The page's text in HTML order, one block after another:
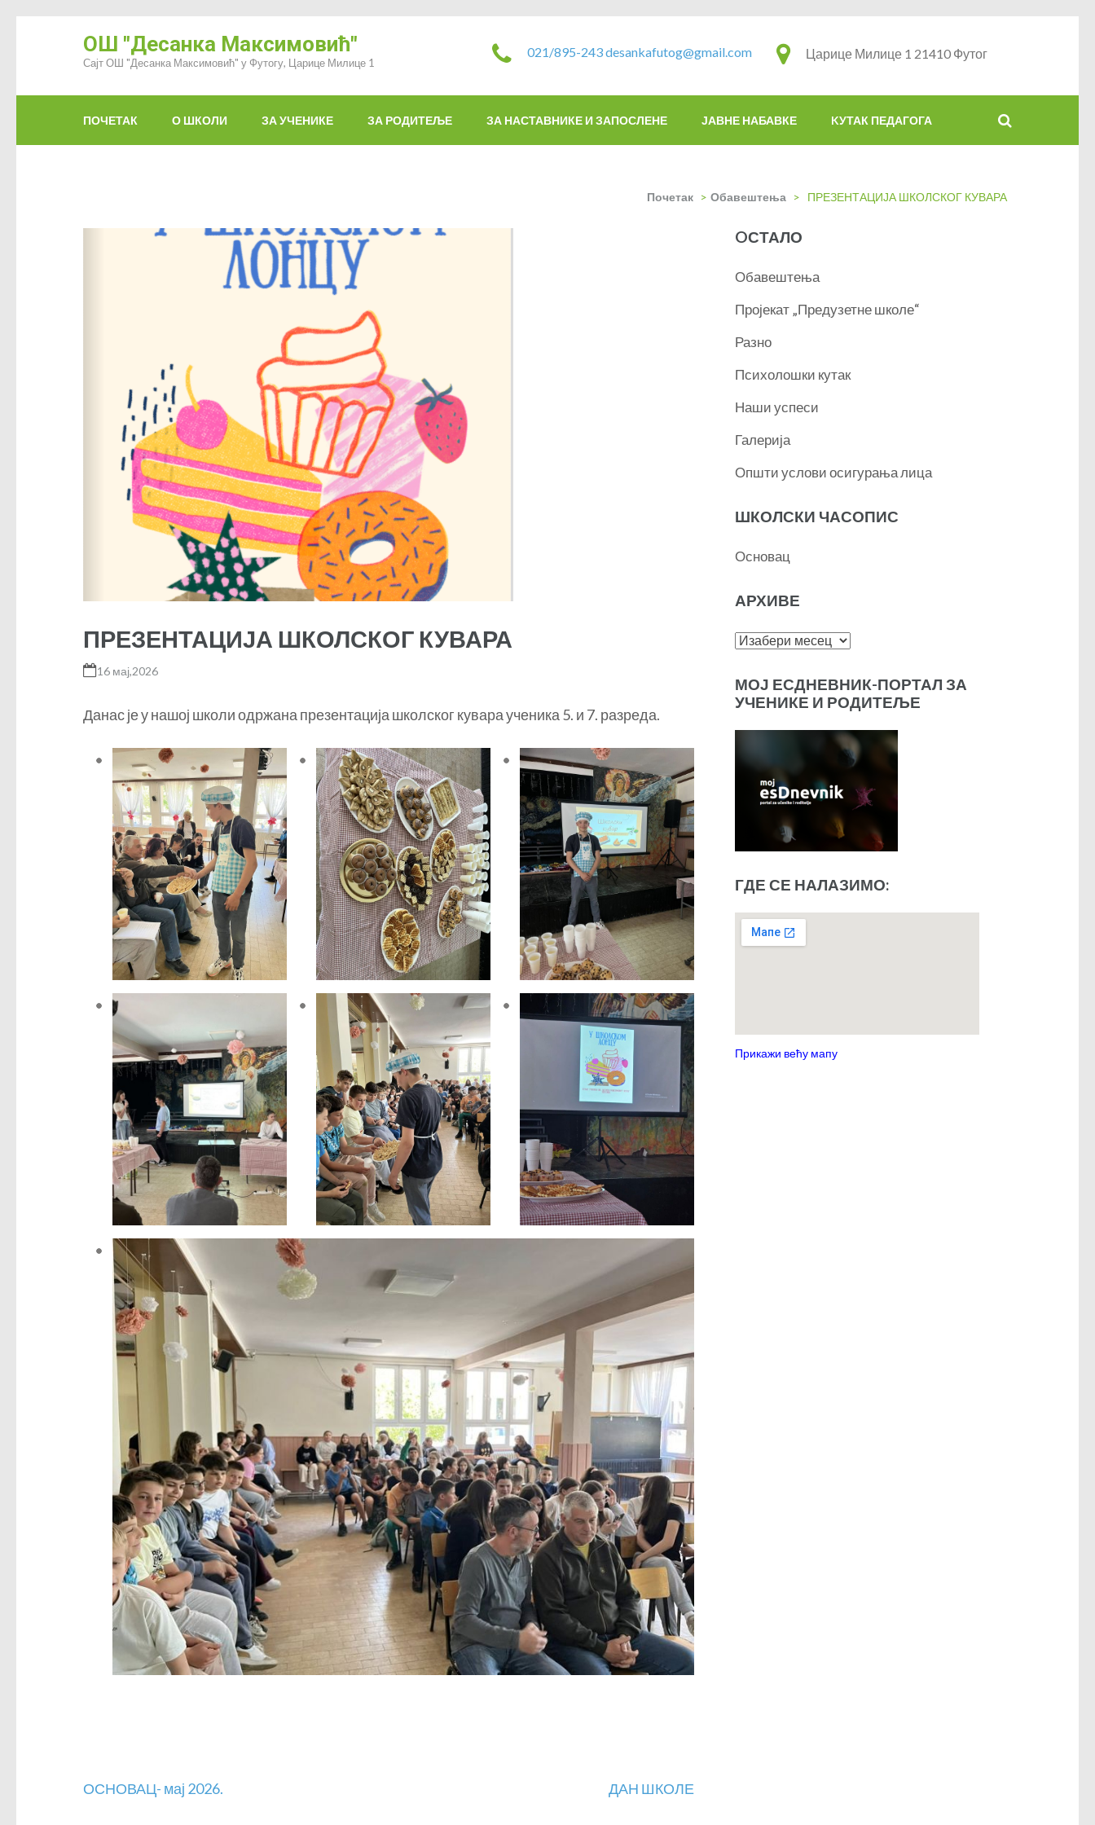
ОШ "Десанка Максимовић"
Сајт ОШ "Десанка Максимовић" у Футогу, Царице Милице 1
Царице Милице 1 21410 Футог
021/895-243desankafutog@gmail.com
ПОЧЕТАК О ШКОЛИ ЗА УЧЕНИКЕ ЗА РОДИТЕЉЕ ЗА НАСТАВНИКЕ И ЗАПОСЛЕНЕ ЈАВНЕ НАБАВКЕ KУТАК ПЕДАГОГА
Почетак > Обавештења > ПРЕЗЕНТАЦИЈА ШКОЛСКОГ КУВАРА
ПРЕЗЕНТАЦИЈА ШКОЛСКОГ КУВАРА
16 мај,2026
Данас је у нашој школи одржана презентација школског кувара ученика 5. и 7. разреда.
Кретање
ОСНОВАЦ- мај 2026. ДАН ШКОЛЕ
OСТАЛО
Обавештења
Пројекат „Предузетне школе“
Разно
Психолошки кутак
Наши успеси
Галерија
Општи услови осигурања лица
ШКОЛСКИ ЧАСОПИС
Основац
АРХИВЕ
Архиве
МОЈ ЕСДНЕВНИК-ПОРТАЛ ЗА
УЧЕНИКЕ И РОДИТЕЉЕ
ГДЕ СЕ НАЛАЗИМО:
Прикажи већу мапу